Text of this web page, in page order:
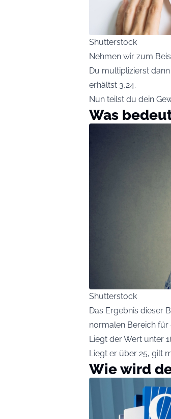
Shutterstock
Nehmen wir zum
Du multiplizierst
erhältst 3,24.
Nun teilst du dein
Was
Shutterstock
Das Ergebnis dieser
normalen Bereich für
Liegt der Wert unter
Liegt er über 25, gilt
Wie wird